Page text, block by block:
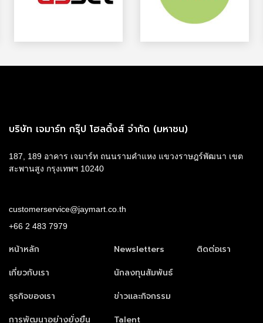
บริษัท เจมาร์ท กรุ๊ป โฮลดิ้งส์ จำกัด (มหาชน)
187, 189 อาคาร เจมาร์ท ถนนรามคำแหง แขวงราษฎร์พัฒนา เขต
สะพานสูง กรุงเทพฯ 10240
customerservice@jaymart.co.th
+66 2 483 7979
หน้าหลัก
เกี่ยวกับเรา
ธุรกิจของเรา
การพัฒนาอย่างยั่งยืน
Newsletters
นักลงทุนสัมพันธ์
ข่าวและกิจกรรม
Talent
ติดต่อเรา